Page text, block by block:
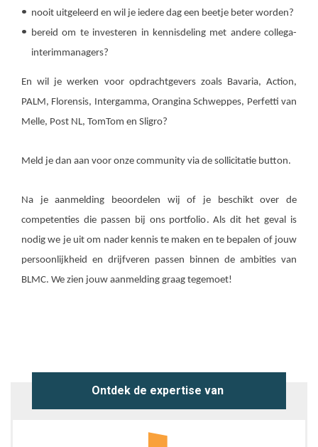
nooit uitgeleerd en wil je iedere dag een beetje beter worden?
bereid om te investeren in kennisdeling met andere collega-
interimmanagers?
En wil je werken voor opdrachtgevers zoals Bavaria, Action,
PALM, Florensis, Intergamma, Orangina Schweppes, Perfetti van
Melle, Post NL, TomTom en Sligro?
Meld je dan aan voor onze community via de sollicitatie button.
Na je aanmelding beoordelen wij of je beschikt over de
competenties die passen bij ons portfolio. Als dit het geval is
nodig we je uit om nader kennis te maken en te bepalen of jouw
persoonlijkheid en drijfveren passen binnen de ambities van
BLMC. We zien jouw aanmelding graag tegemoet!
Ontdek de expertise van